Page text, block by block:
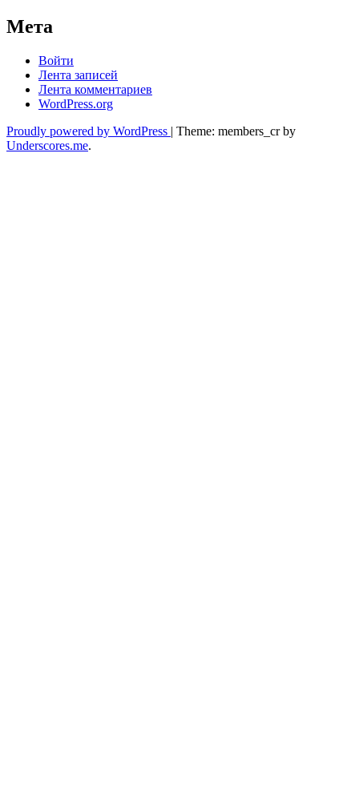
Мета
Войти
Лента записей
Лента комментариев
WordPress.org
Proudly powered by WordPress | Theme: members_cr by
Underscores.me.